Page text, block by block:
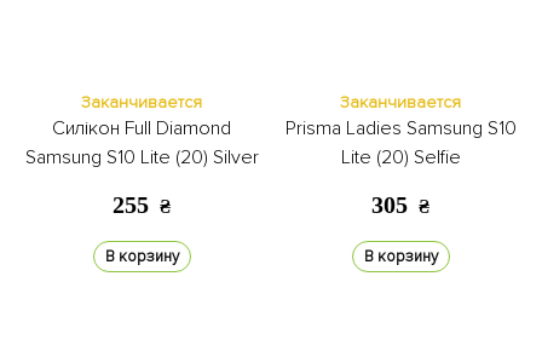
Заканчивается
Силікон Full Diamond
Samsung S10 Lite (20) Silver
255 ₴
В корзину
Заканчивается
Prisma Ladies Samsung S10
Lite (20) Selfie
305 ₴
В корзину